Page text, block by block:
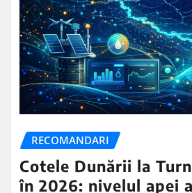
RECOMANDARI
Cotele Dunării la
în 2026: nivelul apei